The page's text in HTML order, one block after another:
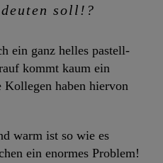
soll!?
ein ganz helles pastell-
kommt kaum ein
haben hiervon
warm ist so wie es
ein enormes Problem!